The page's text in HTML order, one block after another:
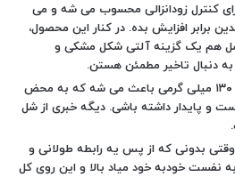
کنترل زودانزالی محسوب می شه و می
برابر افزایش بده. در کنار این محصول،
هم یک گزینه آلتی شکل مشکی و
به دنبال تاخیر مطمئن هستن.
سیلدنافیل ۱۳۰ میلی گرمی باعث می شه که به محض
و پایدار داشته باشی. دیگه خبری از شل
وقتی بدونی که از پس یه رابطه طولانی و
به نفست خودبه خود میاد بالا و این روی کل